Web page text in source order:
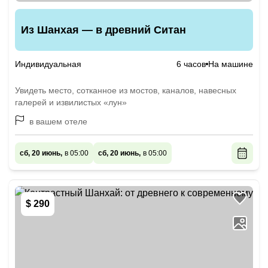
Из Шанхая — в древний Ситан
Индивидуальная 6 часов На машине
Увидеть место, сотканное из мостов, каналов, навесных
галерей и извилистых «лун»
в вашем отеле
сб, 20 июнь, в 05:00 сб, 20 июнь, в 05:00
$ 290